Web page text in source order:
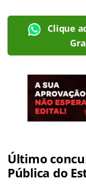
Clique
Último
Pública do